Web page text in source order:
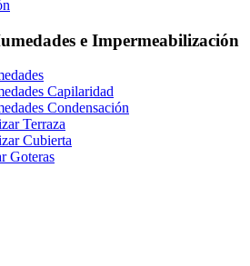
e Impermeabilización
Capilaridad
Condensación
Terraza
Cubierta
Goteras